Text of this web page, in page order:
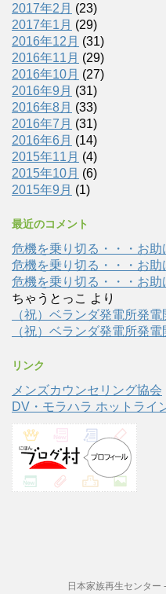
2017年2月 (23)
2017年1月 (29)
2016年12月 (31)
2016年11月 (29)
2016年10月 (27)
2016年9月 (31)
2016年8月 (33)
2016年7月 (31)
2016年6月 (14)
2015年11月 (4)
2015年10月 (6)
2015年9月 (1)
最近のコメント
危機を乗り切る・・・お助
危機を乗り切る・・・お助
危機を乗り切る・・・お助
ちゃうとっこ より
（祝）ベランダ発電所発電
（祝）ベランダ発電所発電
リンク
メンズカウンセリング協会
DV・モラハラ ホットライ
日本家族再生センター